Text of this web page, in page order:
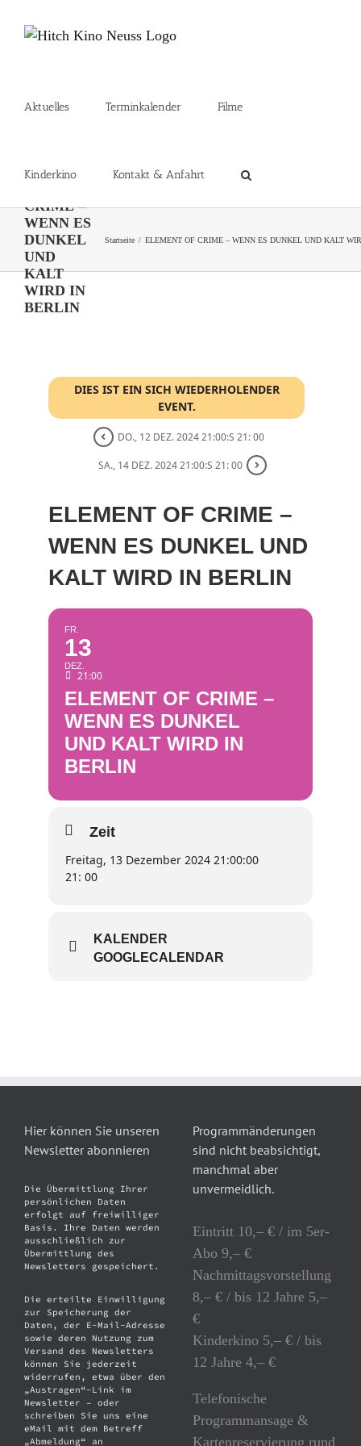
Inhalt
Aktuelles Terminkalender Filme
Kinderkino Kontakt & Anfahrt
ELEMENT
CRIME –
WENN ES
DUNKEL
UND
KALT
WIRD IN
BERLIN
Startseite ELEMENT OF CRIME – WENN ES DUNKEL UND KALT
DIES IST EIN SICH WIEDERHOLENDER
EVENT.
DO., 12 DEZ. 2024 21:00:S 21: 00
SA., 14 DEZ. 2024 21:00:S 21: 00
ELEMENT OF CRIME –
WENN ES DUNKEL UND
KALT WIRD IN BERLIN
FR.
13
DEZ.
21:00
ELEMENT OF CRIME –
WENN ES DUNKEL
UND KALT WIRD IN
BERLIN
Zeit
Freitag, 13 Dezember 2024 21:00:00
21: 00
KALENDER
GOOGLECALENDAR
Hier können Sie unseren
Newsletter abonnieren
Die Übermittlung Ihrer
persönlichen Daten
erfolgt auf freiwilliger
Basis. Ihre Daten werden
ausschließlich zur
Übermittlung des
Newsletters gespeichert.
Die erteilte Einwilligung
zur Speicherung der
Daten, der E-Mail-Adresse
sowie deren Nutzung zum
Versand des Newsletters
können Sie jederzeit
widerrufen, etwa über den
„Austragen“-Link im
Newsletter – oder
schreiben Sie uns eine
eMail mit dem Betreff
„Abmeldung“ an
Programmänderungen
sind nicht beabsichtigt,
manchmal aber
unvermeidlich.
Eintritt 10,– € / im 5er-
Abo 9,– €
Nachmittagsvorstellung
8,– € / bis 12 Jahre 5,–
€
Kinderkino 5,– € / bis
12 Jahre 4,– €
Telefonische
Programmansage &
Kartenreservierung rund